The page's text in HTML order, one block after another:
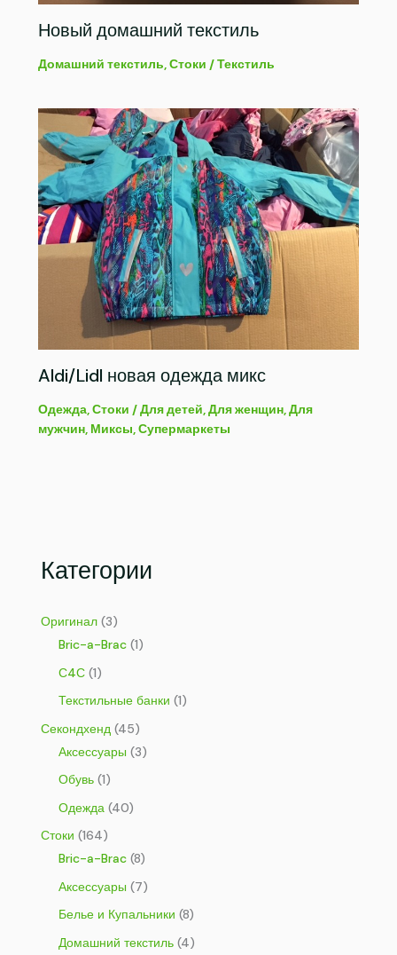
Новый домашний текстиль
Домашний текстиль,Стоки /Текстиль
Aldi/Lidl новая одежда микс
Одежда,Стоки /Для детей,Для женщин,Для
мужчин, Миксы,Супермаркеты
Категории
Оригинал(3)
Bric-a-Brac(1)
С4С(1)
Текстильные банки (1)
Секондхенд(45)
Аксессуары (3)
Обувь(1)
Одежда(40)
Стоки (164)
Bric-a-Brac(8)
Аксессуары (7)
Белье и Купальники (8)
Домашний текстиль(4)